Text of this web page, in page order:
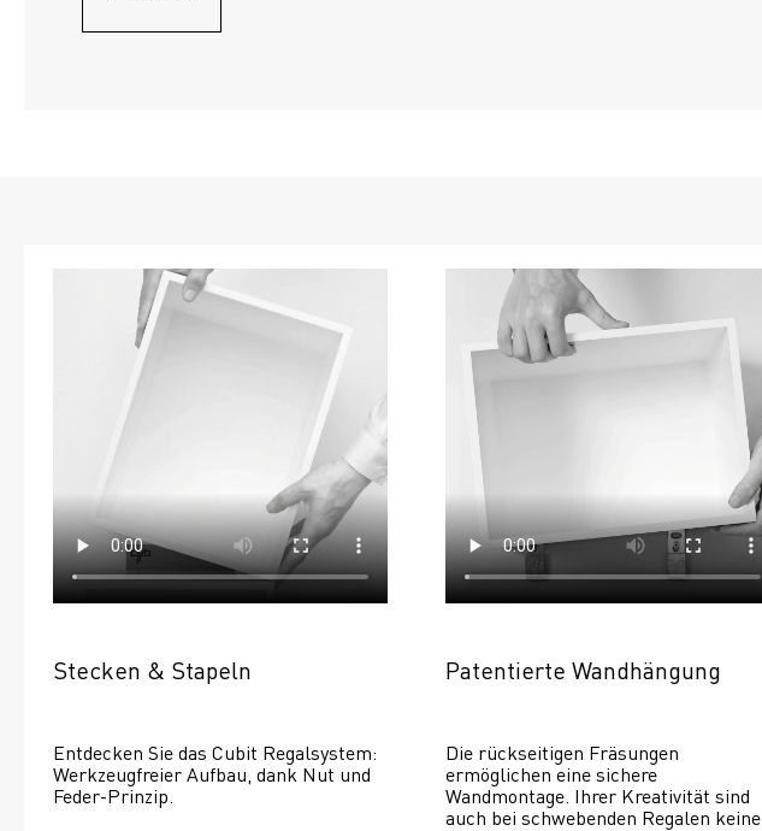
Stecken & Stapeln
Entdecken Sie das Cubit Regalsystem:
Werkzeugfreier Aufbau, dank Nut und
Feder-Prinzip.
Patentierte Wandhängung
Die rückseitigen Fräsungen
ermöglichen eine sichere
Wandmontage. Ihrer Kreativität sind
auch bei schwebenden Regalen keine